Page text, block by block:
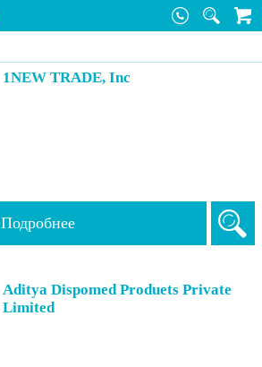
1NEW TRADE, Inc
Подробнее
Aditya Dispomed Produets Private
Limited